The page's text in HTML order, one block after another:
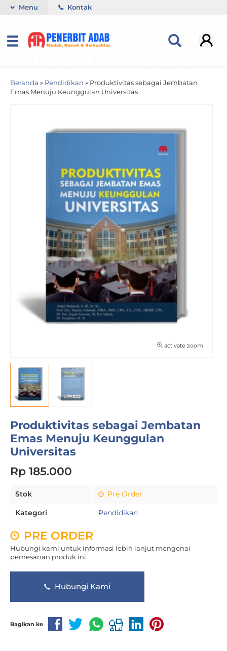
Menu Kontak
Beranda » Pendidikan » Produktivitas sebagai Jembatan
Emas Menuju Keunggulan Universitas
activate zoom
Produktivitas sebagai Jembatan
Emas Menuju Keunggulan
Universitas
Rp 185.000
Stok Pre Order
Kategori Pendidikan
PRE ORDER
Hubungi kami untuk informasi lebih lanjut mengenai
pemesanan produk ini.
Hubungi Kami
Bagikan ke